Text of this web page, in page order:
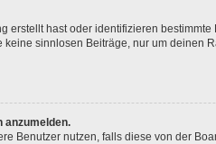
hast oder identifizieren
sinnlosen Beiträge, nur um
anzumelden.
Benutzer nutzen, falls diese von der